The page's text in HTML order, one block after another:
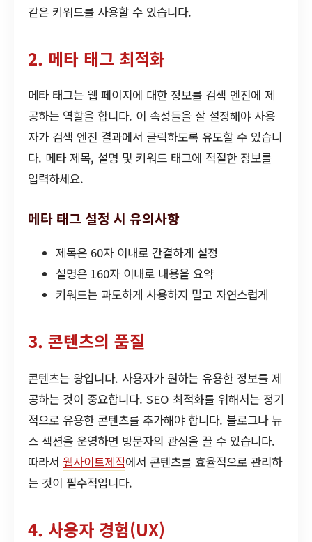
같은 키워드를 사용할 수 있습니다.
2. 메타 태그 최적화
메타 태그는 웹 페이지에 대한 정보를 검색 엔진에 제
공하는 역할을 합니다. 이 속성들을 잘 설정해야 사용
자가 검색 엔진 결과에서 클릭하도록 유도할 수 있습니
다. 메타 제목, 설명 및 키워드 태그에 적절한 정보를
입력하세요.
메타 태그 설정 시 유의사항
제목은 60자 이내로 간결하게 설정
설명은 160자 이내로 내용을 요약
키워드는 과도하게 사용하지 말고 자연스럽게
3. 콘텐츠의 품질
콘텐츠는 왕입니다. 사용자가 원하는 유용한 정보를 제
공하는 것이 중요합니다. SEO 최적화를 위해서는 정기
적으로 유용한 콘텐츠를 추가해야 합니다. 블로그나 뉴
스 섹션을 운영하면 방문자의 관심을 끌 수 있습니다.
따라서 웹사이트제작에서 콘텐츠를 효율적으로 관리하
는 것이 필수적입니다.
4. 사용자 경험(UX)